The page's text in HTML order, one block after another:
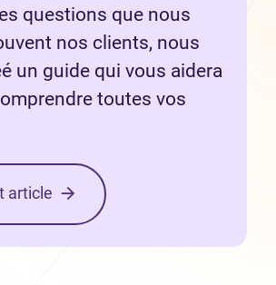
questions que nous
nos clients, nous
un guide qui vous aidera
toutes vos
article